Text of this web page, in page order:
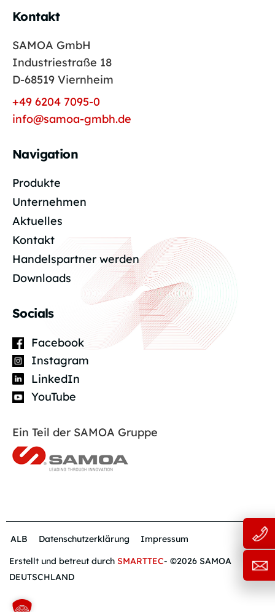
Kontakt
SAMOA GmbH
Industriestraße 18
D-68519 Viernheim
+49 6204 7095-0
info@samoa-gmbh.de
Navigation
Produkte
Unternehmen
Aktuelles
Kontakt
Handelspartner werden
Downloads
Socials
Facebook
Instagram
LinkedIn
YouTube
Ein Teil der SAMOA Gruppe
ALB Datenschutzerklärung
Impressum
Erstellt und betreut durch SMARTTEC- ©2026 SAMOA
DEUTSCHLAND